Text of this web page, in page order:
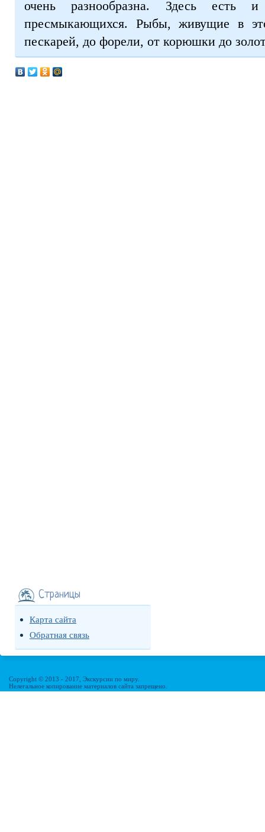
очень разнообразна. Здесь
пресмыкающихся. Рыбы, живущие в
пескарей, до форели, от корюшки до
Страницы
Карта сайта
Обратная связь
Copyright © 2013 - 2017, Экскурсии по миру.
Нелегальное копирование материалов сайта запрещено.